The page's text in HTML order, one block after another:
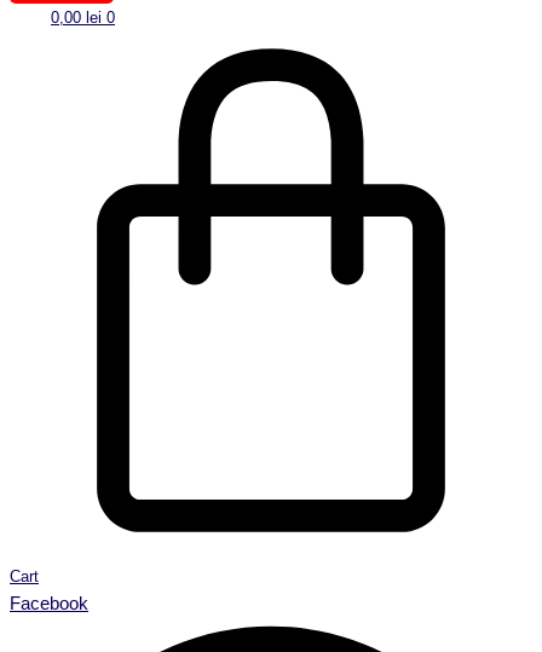
0,00 lei 0
Cart
Facebook